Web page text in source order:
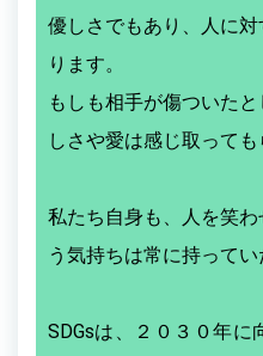
優しさでもあり、人に
ります。
もしも相手が傷ついた
しさや愛は感じ取っても
私たち自身も、人を笑
う気持ちは常に持ってい
SDGsは、２０３０年